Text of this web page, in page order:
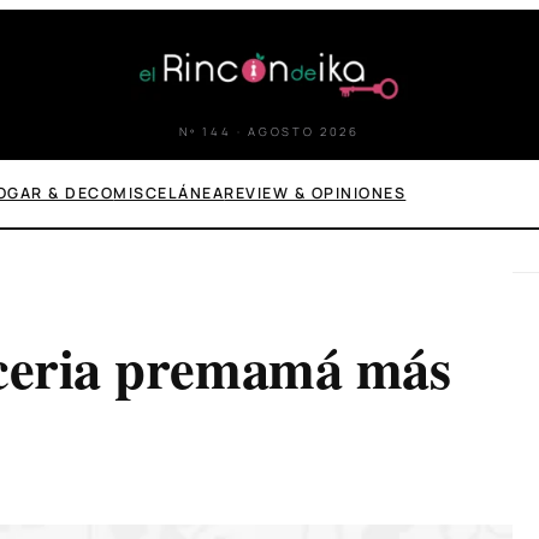
Nº 144 · AGOSTO 2026
& DECOMISCELÁNEAREVIEW & OPINIONES
premamá más